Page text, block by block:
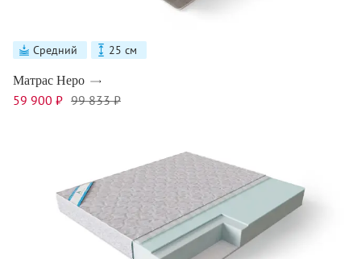
Средний 25 см
Матрас Неро
59 900 ₽ 99 833 ₽